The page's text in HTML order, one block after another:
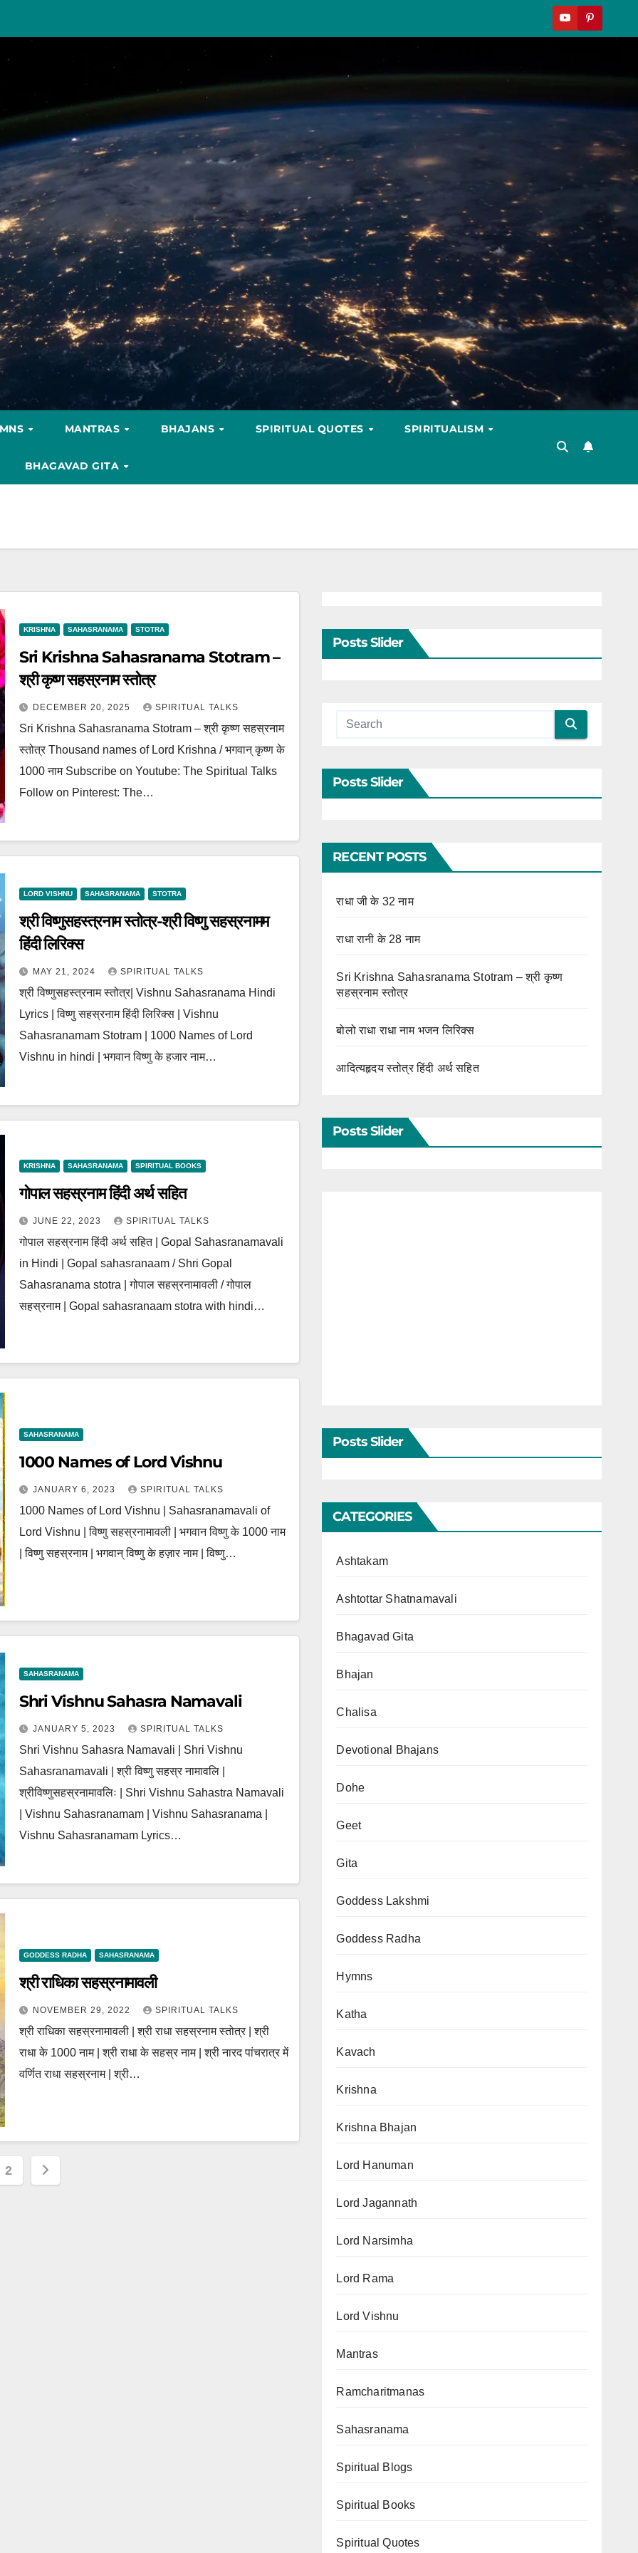
MANTRAS BHAJANS SPIRITUAL QUOTES SPIRITUALISM
BHAGAVAD GITA
KRISHNA SAHASRANAMA STOTRA
Sri Krishna Sahasranama Stotram –
श्री कृष्ण सहस्रनाम स्तोत्र
DECEMBER 20, 2025 SPIRITUAL TALKS
Sri Krishna Sahasranama Stotram – श्री कृष्ण सहस्रनाम
स्तोत्र Thousand names of Lord Krishna / भगवान् कृष्ण के
1000 नाम Subscribe on Youtube: The Spiritual Talks
Follow on Pinterest: The…
LORD VISHNU SAHASRANAMA STOTRA
श्री विष्णुसहस्त्रनाम स्तोत्र-श्री विष्णु सहस्रनामम
हिंदी लिरिक्स
MAY 21, 2024 SPIRITUAL TALKS
श्री विष्णुसहस्त्रनाम स्तोत्र| Vishnu Sahasranama Hindi
Lyrics | विष्णु सहस्रनाम हिंदी लिरिक्स | Vishnu
Sahasranamam Stotram | 1000 Names of Lord
Vishnu in hindi | भगवान विष्णु के हजार नाम…
KRISHNA SAHASRANAMA SPIRITUAL BOOKS
गोपाल सहस्रनाम हिंदी अर्थ सहित
JUNE 22, 2023 SPIRITUAL TALKS
गोपाल सहस्रनाम हिंदी अर्थ सहित | Gopal Sahasranamavali
in Hindi | Gopal sahasranaam / Shri Gopal
Sahasranama stotra | गोपाल सहस्रनामावली / गोपाल
सहस्रनाम | Gopal sahasranaam stotra with hindi…
SAHASRANAMA
1000 Names of Lord Vishnu
JANUARY 6, 2023 SPIRITUAL TALKS
1000 Names of Lord Vishnu | Sahasranamavali of
Lord Vishnu | विष्णु सहस्रनामावली | भगवान विष्णु के 1000 नाम
| विष्णु सहस्रनाम | भगवान् विष्णु के हज़ार नाम | विष्णु…
SAHASRANAMA
Shri Vishnu Sahasra Namavali
JANUARY 5, 2023 SPIRITUAL TALKS
Shri Vishnu Sahasra Namavali | Shri Vishnu
Sahasranamavali | श्री विष्णु सहस्र नामावलि |
श्रीविष्णुसहस्रनामावलिः | Shri Vishnu Sahastra Namavali
| Vishnu Sahasranamam | Vishnu Sahasranama |
Vishnu Sahasranamam Lyrics…
GODDESS RADHA SAHASRANAMA
श्री राधिका सहस्रनामावली
NOVEMBER 29, 2022 SPIRITUAL TALKS
श्री राधिका सहस्रनामावली | श्री राधा सहस्रनाम स्तोत्र | श्री
राधा के 1000 नाम | श्री राधा के सहस्र नाम | श्री नारद पांचरात्र में
वर्णित राधा सहस्रनाम | श्री…
2
Posts Slider
Posts Slider
RECENT POSTS
राधा जी के 32 नाम
राधा रानी के 28 नाम
Sri Krishna Sahasranama Stotram – श्री कृष्ण
सहस्रनाम स्तोत्र
बोलो राधा राधा नाम भजन लिरिक्स
आदित्यहृदय स्तोत्र हिंदी अर्थ सहित
Posts Slider
Posts Slider
CATEGORIES
Ashtakam
Ashtottar Shatnamavali
Bhagavad Gita
Bhajan
Chalisa
Devotional Bhajans
Dohe
Geet
Gita
Goddess Lakshmi
Goddess Radha
Hymns
Katha
Kavach
Krishna
Krishna Bhajan
Lord Hanuman
Lord Jagannath
Lord Narsimha
Lord Rama
Lord Vishnu
Mantras
Ramcharitmanas
Sahasranama
Spiritual Blogs
Spiritual Books
Spiritual Quotes